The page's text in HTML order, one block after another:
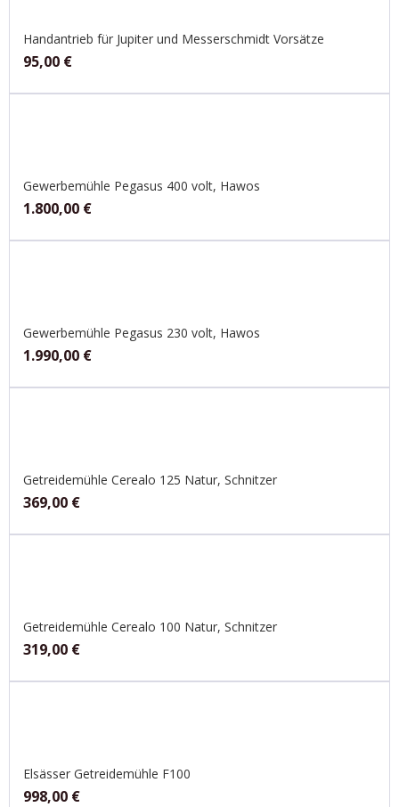
Handantrieb für Jupiter und Messerschmidt Vorsätze
95,00 €
Gewerbemühle Pegasus 400 volt, Hawos
1.800,00 €
Gewerbemühle Pegasus 230 volt, Hawos
1.990,00 €
Getreidemühle Cerealo 125 Natur, Schnitzer
369,00 €
Getreidemühle Cerealo 100 Natur, Schnitzer
319,00 €
Elsässer Getreidemühle F100
998,00 €